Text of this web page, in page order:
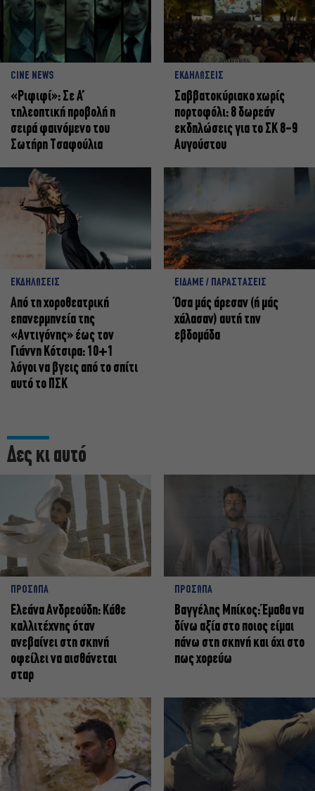
CINE NEWS
«Ριφιφί»: Σε Α’
τηλεοπτική προβολή η
σειρά φαινόμενο του
Σωτήρη Τσαφούλια
ΕΚΔΗΛΩΣΕΙΣ
Σαββατοκύριακο χωρίς
πορτοφόλι: 8 δωρεάν
εκδηλώσεις για το ΣΚ 8-9
Αυγούστου
ΕΚΔΗΛΩΣΕΙΣ
Από τη χοροθεατρική
επανερμηνεία της
«Αντιγόνης» έως τον
Γιάννη Κότσιρα: 10+1
λόγοι να βγεις από το σπίτι
αυτό το ΠΣΚ
ΕΙΔΑΜΕ / ΠΑΡΑΣΤΑΣΕΙΣ
Όσα μάς άρεσαν (ή μάς
χάλασαν) αυτή την
εβδομάδα
Δες κι αυτό
ΠΡΟΣΩΠΑ
Ελεάνα Ανδρεούδη: Κάθε
καλλιτέχνης όταν
ανεβαίνει στη σκηνή
οφείλει να αισθάνεται
σταρ
ΠΡΟΣΩΠΑ
Βαγγέλης Μπίκος: Έμαθα να
δίνω αξία στο ποιος είμαι
πάνω στη σκηνή και όχι στο
πως χορεύω